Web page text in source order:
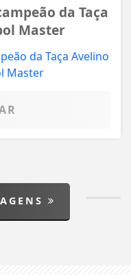
da Taça
Master